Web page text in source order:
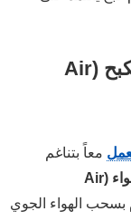
ثانياً: المكونات الرئيسية لنظام الكبح (Air
معاً بتناغم
ضاغط الهواء (Air
بسحب الهواء الجوي